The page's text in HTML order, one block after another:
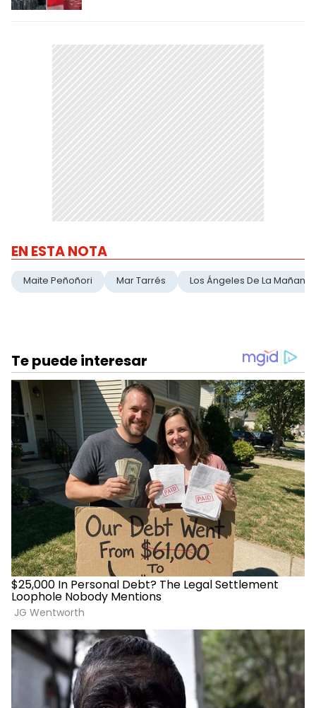
EN ESTA NOTA
Maite Peñoñori Mar Tarrés Los Ángeles De La Mañana